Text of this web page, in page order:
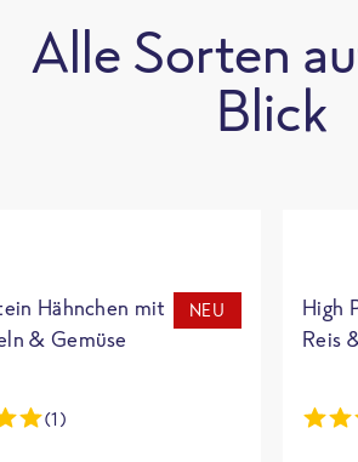
Alle Sorten
Blick
Hähnchen mit
& Gemüse
NEU
(1)
High
Reis